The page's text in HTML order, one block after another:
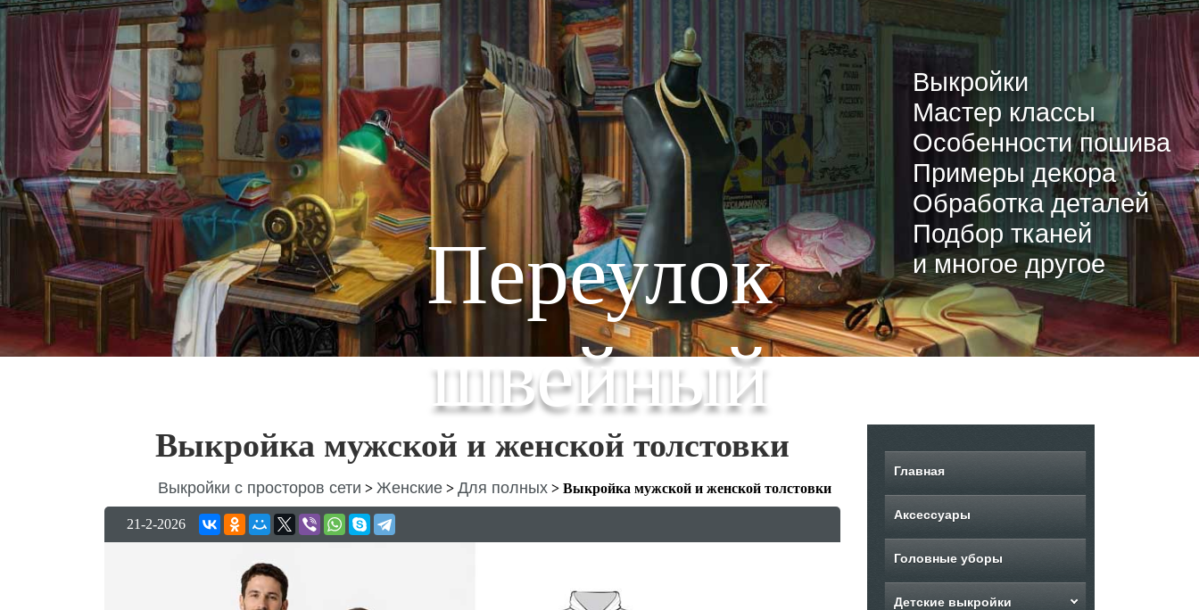
Переулок
швейный
Выкройки
Мастер классы
Особенности пошива
Примеры декора
Обработка деталей
Подбор тканей
и многое другое
Выкройка мужской и женской толстовки
Выкройки с просторов сети > Женские > Для полных > Выкройка мужской и женской толстовки
21-2-2026
Главная
Аксессуары
Головные уборы
Детские выкройки